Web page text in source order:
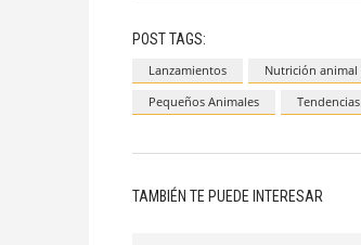
POST TAGS:
Lanzamientos
Nutrición animal
Pequeños Animales
Tendencias
TAMBIÉN TE PUEDE INTERESAR